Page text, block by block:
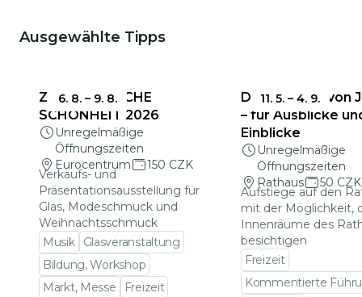
Ausgewählte Tipps
6. 8. – 9. 8.
ZERBRECHLICHE
SCHÖNHEIT 2026
Unregelmäßige
Öffnungszeiten
Eurocentrum
150 CZK
Verkaufs- und
Präsentationsausstellung für
Glas, Modeschmuck und
Weihnachtsschmuck
Musik
Glasveranstaltung
Bildung, Workshop
Markt, Messe
Freizeit
11. 5. – 4. 9.
Das Rathaus von
– für Ausblicke
Einblicke
Unregelmäßige
Öffnungszeiten
Rathaus
50 CZK
Aufstiege auf den
mit der Möglichkeit,
Innenräume des
besichtigen
Freizeit
Kommentierte